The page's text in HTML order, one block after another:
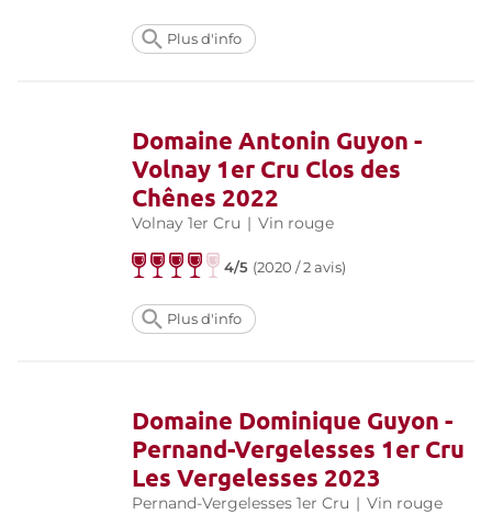
Plus d'info
Domaine Antonin Guyon -
Volnay 1er Cru Clos des
Chênes 2022
Volnay 1er Cru | Vin rouge
4/5 (2020 / 2 avis)
Plus d'info
Domaine Dominique Guyon -
Pernand-Vergelesses 1er Cru
Les Vergelesses 2023
Pernand-Vergelesses 1er Cru | Vin rouge